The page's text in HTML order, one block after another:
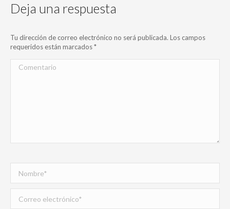
Deja una respuesta
Tu dirección de correo electrónico no será publicada. Los campos
requeridos están marcados*
Comentario